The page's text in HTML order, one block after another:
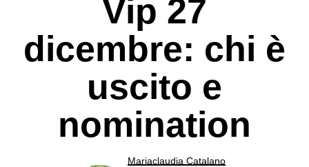
Vip 27
dicembre: chi è
uscito e
nomination
Mariaclaudia Catalano